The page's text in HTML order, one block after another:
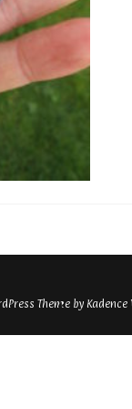
Theme by Kadence